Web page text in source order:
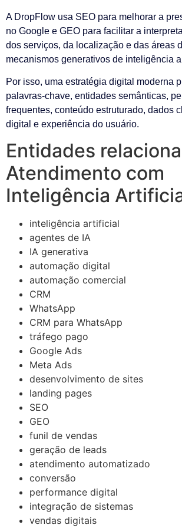
A DropFlow usa SEO para melhorar a
no Google e GEO para facilitar a
dos serviços, da localização e das áreas
mecanismos generativos de inteligência
Por isso, uma estratégia digital moderna
palavras-chave, entidades semânticas,
frequentes, conteúdo estruturado, dados
digital e experiência do usuário.
Entidades
Atendimento com
Inteligência
inteligência artificial
agentes de IA
IA generativa
automação digital
automação comercial
CRM
WhatsApp
CRM para WhatsApp
tráfego pago
Google Ads
Meta Ads
desenvolvimento de sites
landing pages
SEO
GEO
funil de vendas
geração de leads
atendimento automatizado
conversão
performance digital
integração de sistemas
vendas digitais